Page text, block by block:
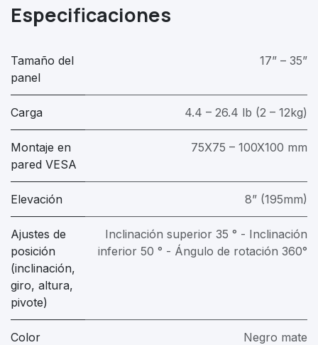
Especificaciones
Tamaño del
panel
17” – 35”
Carga 4.4 – 26.4 lb (2 – 12kg)
Montaje en
pared VESA
75X75 – 100X100 mm
Elevación 8” (195mm)
Ajustes de
posición
(inclinación,
giro, altura,
pivote)
Inclinación superior 35 ° - Inclinación
inferior 50 ° - Ángulo de rotación 360°
Color Negro mate